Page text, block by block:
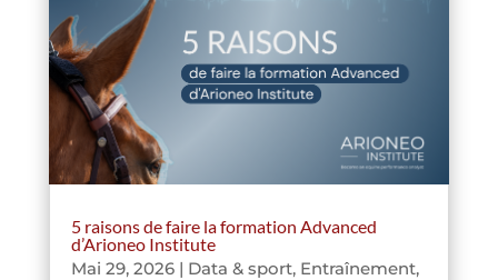
5 raisons de faire la formation Advanced
d’Arioneo Institute
Mai 29, 2026| Data & sport, Entraînement,